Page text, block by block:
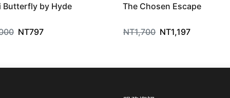
Butterfly by Hyde
NT797
The Chosen Escape
NT1,700 NT1,197